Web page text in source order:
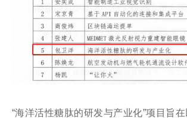
“海洋活性糖肽的研发与产业化”项目旨